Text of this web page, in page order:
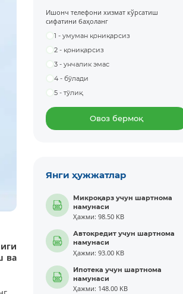
ва
Ишонч телефони хизмат кўрсатиш
сифатини баҳоланг
1 - умуман қониқарсиз
2 - қониқарсиз
3 - унчалик эмас
4 - бўлади
5 - тўлиқ
Овоз бермоқ
Янги ҳужжатлар
Микроқарз учун шартнома
намунаси
Ҳажми: 98.50 KB
Автокредит учун шартнома
намунаси
Ҳажми: 93.00 KB
Ипотека учун шартнома
намунаси
Ҳажми: 148.00 KB